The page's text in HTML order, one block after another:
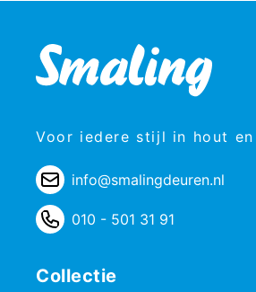
Voor iedere stijl in hout
info@smalingdeuren.nl
010 - 501 31 91
Collectie